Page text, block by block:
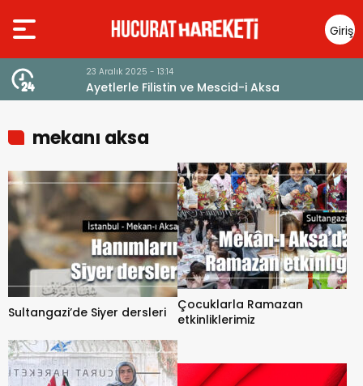
Giriş
Yap
23 Aralık 2025 - 13:14
Ayetlerle Filistin ve Mescid-i Aksa
mekanı aksa
Sultangazi’de Siyer dersleri
Çocuklarla Ramazan
etkinliklerimiz